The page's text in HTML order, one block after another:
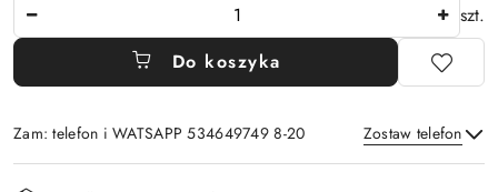
szt.
Do koszyka
Zam: telefon i WATSAPP 534649749 8-20 Zostaw telefon
Dostępność